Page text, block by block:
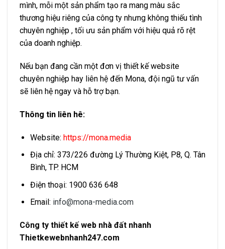
mình, mỗi một sản phẩm tạo ra mang màu sắc
thương hiệu riêng của công ty nhưng không thiếu tình
chuyên nghiệp , tối ưu sản phẩm với hiệu quả rõ rệt
của doanh nghiệp.
Nếu bạn đang cần một đơn vị thiết kế website
chuyên nghiệp hay liên hệ đến Mona, đội ngũ tư vấn
sẽ liên hệ ngay và hỗ trợ bạn.
Thông tin liên hê:
Website: https://mona.media
Địa chỉ: 373/226 đường Lý Thường Kiệt, P8, Q. Tân
Bình, TP. HCM
Điện thoại: 1900 636 648
Email: info@mona-media.com
Công ty thiết kế web nhà đất nhanh
Thietkewebnhanh247.com